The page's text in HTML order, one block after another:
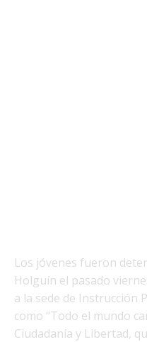
Los jóvenes fueron
Holguín el pasado
a la sede de Instrucción
como “Todo el mundo
Ciudadanía y Libertad,